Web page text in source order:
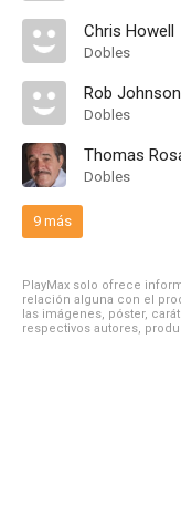
Chris Howell
Dobles
Rob Johnson
Dobles
Dobles
9 más
PlayMax solo ofrece
relación alguna con el
las imágenes, póster,
respectivos autores,